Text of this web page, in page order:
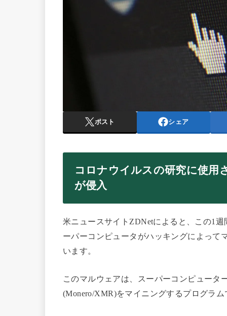
ポスト シェア
コロナウイルスの研究に使用
が侵入
米ニュースサイトZDNetによると、この1
ーパーコンピュータがハッキングによって
います。
このマルウェアは、スーパーコンピュータ
(Monero/XMR)をマイニングするプログラ